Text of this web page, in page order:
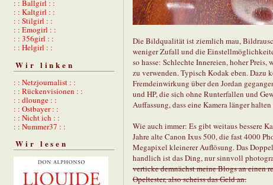
: : Ballgirl : :
: : Kaltgirl : :
: : Stilgirl : :
: : Emogirl : :
: : 356girl : :
: : Helgirl : :
Wir linken
: : Netzjournalist : :
: : Rückenvisionen : :
: : dlounge : :
: : Ostbayer : :
: : Nicht ich : :
: : Nummer37 : :
Wir lesen
Die Bildqualität ist ziemlich mau,
weniger Zufall und die
so hasse: Schlechte Innereien, hoher
zu verwenden. Typisch Kodak eben. Dazu
Fremdeinwirkung über den Jordan
und HP, die sich ohne Runterfallen und
Auffassung, dass eine Kamera länger halten
Wie auch immer: Es gibt weitaus bessere
Jahre alte Canon Ixus 500, die fast 4000
Megapixel kleinerer Auflösung. Das
handlich ist das Ding, nur sinnvoll
verticke demnächst meine Blogs an einen
Opeltester, also scheiss das Geld an.